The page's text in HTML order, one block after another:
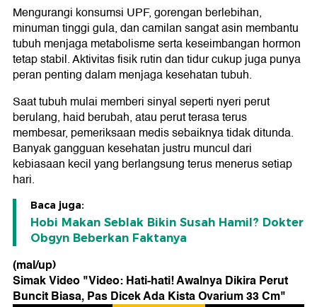
Mengurangi konsumsi UPF, gorengan berlebihan,
minuman tinggi gula, dan camilan sangat asin membantu
tubuh menjaga metabolisme serta keseimbangan hormon
tetap stabil. Aktivitas fisik rutin dan tidur cukup juga punya
peran penting dalam menjaga kesehatan tubuh.
Saat tubuh mulai memberi sinyal seperti nyeri perut
berulang, haid berubah, atau perut terasa terus
membesar, pemeriksaan medis sebaiknya tidak ditunda.
Banyak gangguan kesehatan justru muncul dari
kebiasaan kecil yang berlangsung terus menerus setiap
hari.
Baca juga:
Hobi Makan Seblak Bikin Susah Hamil? Dokter
Obgyn Beberkan Faktanya
(mal/up)
Simak Video "Video: Hati-hati! Awalnya Dikira Perut
Buncit Biasa, Pas Dicek Ada Kista Ovarium 33 Cm"